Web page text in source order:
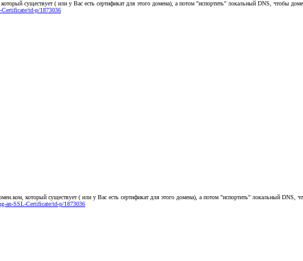
существует ( или у Вас есть сертификат для этого домена), а потом "испортить" локальный DNS, чтобы
td-p/1873036
который существует ( или у Вас есть сертификат для этого домена), а потом "испортить" локальный DNS,
an-SSL-Certificate/td-p/1873036